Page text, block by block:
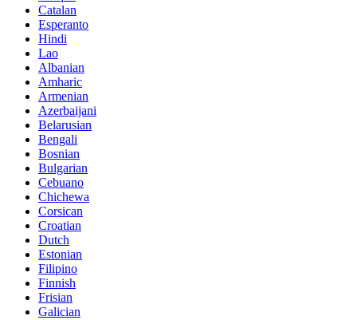
Catalan
Esperanto
Hindi
Lao
Albanian
Amharic
Armenian
Azerbaijani
Belarusian
Bengali
Bosnian
Bulgarian
Cebuano
Chichewa
Corsican
Croatian
Dutch
Estonian
Filipino
Finnish
Frisian
Galician